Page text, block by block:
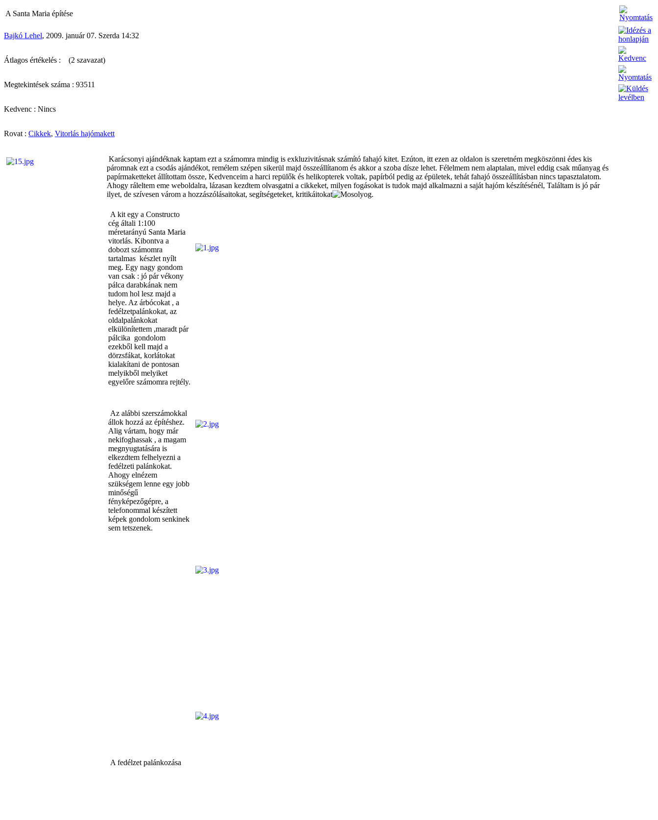
A Santa Maria építése
Bajkó Lehel, 2009. január 07. Szerda 14:32
Átlagos értékelés : (2 szavazat)
Megtekintések száma : 93511
Kedvenc : Nincs
Rovat : Cikkek, Vitorlás hajómakett
Karácsonyi ajándéknak kaptam ezt a számomra mindig is exkluzivitásnak számító fahajó kitet. Ezúton, itt ezen az oldalon is szeretném megköszönni édes kis
páromnak ezt a csodás ajándékot, remélem szépen sikerül majd összeállítanom és akkor a szoba dísze lehet. Félelmem nem alaptalan, mivel eddig csak műanyag és
papírmaketteket állítottam össze, Kedvenceim a harci repülők és helikopterek voltak, papírból pedig az épületek, tehát fahajó összeállításban nincs tapasztalatom.
Ahogy ráleltem eme weboldalra, lázasan kezdtem olvasgatni a cikkeket, milyen fogásokat is tudok majd alkalmazni a saját hajóm készítésénél, Találtam is jó pár
ilyet, de szívesen várom a hozzászólásaitokat, segítségeteket, kritikáitokat
.
A kit egy a Constructo
cég általi 1:100
méretarányú Santa Maria
vitorlás. Kibontva a
dobozt számomra
tartalmas készlet nyílt
meg. Egy nagy gondom
van csak : jó pár vékony
pálca darabkának nem
tudom hol lesz majd a
helye. Az árbócokat , a
fedélzetpalánkokat, az
oldalpalánkokat
elkülönítettem ,maradt pár
pálcika gondolom
ezekből kell majd a
dörzsfákat, korlátokat
kialakítani de pontosan
melyikből melyiket
egyelőre számomra rejtély.
Az alábbi szerszámokkal
állok hozzá az építéshez.
Alig vártam, hogy már
nekifoghassak , a magam
megnyugtatására is
elkezdtem felhelyezni a
fedélzeti palánkokat.
Ahogy elnézem
szükségem lenne egy jobb
minőségű
fényképezőgépre, a
telefonommal készített
képek gondolom senkinek
sem tetszenek.
A fedélzet palánkozása